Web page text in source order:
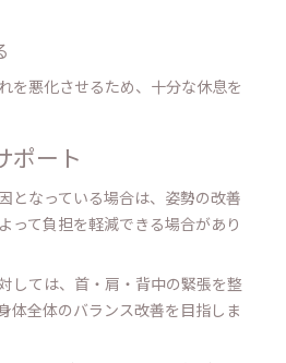
を悪化させるため、十分な休息を
ポート
となっている場合は、姿勢の改善
って負担を軽減できる場合があり
しては、首・肩・背中の緊張を整
体全体のバランス改善を目指しま